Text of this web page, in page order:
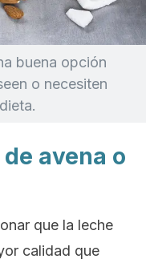
buena opción
o necesiten
avena o
que la leche
calidad que